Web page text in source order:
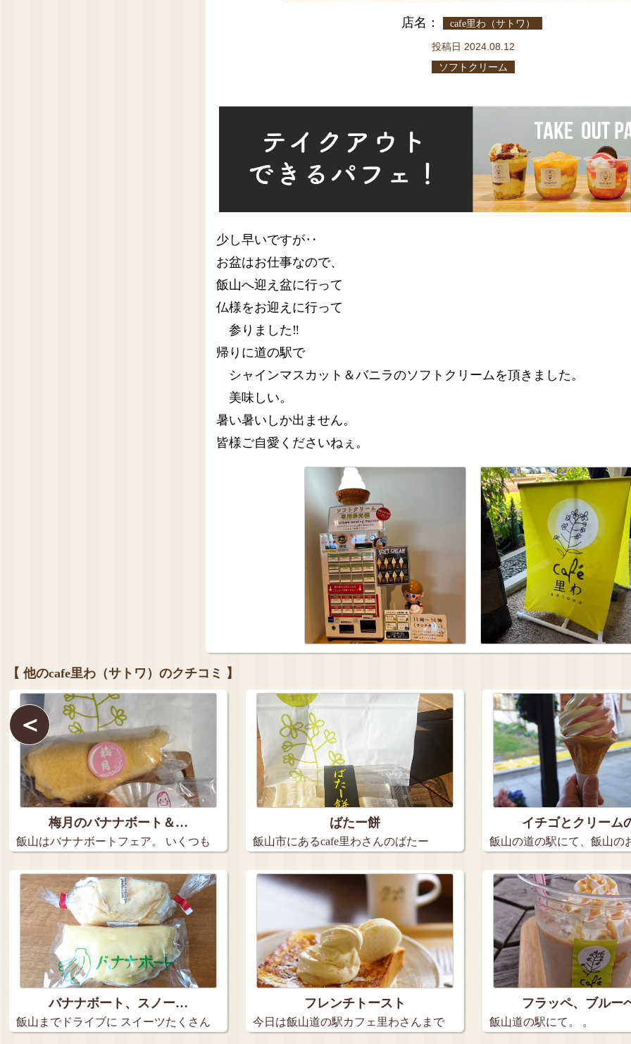
店名： cafe里わ（サトワ）
投稿日 2024.08.12
ソフトクリーム
少し早いですが‥
お盆はお仕事なので、
飯山へ迎え盆に行って
仏様をお迎えに行って
参りました‼️
帰りに道の駅で
シャインマスカット＆バニラのソフトクリームを頂きました。
美味しい。
暑い暑いしか出ません。
皆様ご自愛くださいねぇ。
＜
【 他のcafe里わ（サトワ）のクチコミ 】
梅月のバナナボート＆…
飯山はバナナボートフェア。 いくつも
ばたー餅
飯山市にあるcafe里わさんのばたー
イチゴとクリーム
飯山の道の駅にて、飯山の
バナナボート、スノー…
飯山までドライブに スイーツたくさん
フレンチトースト
今日は飯山道の駅カフェ里わさんまで
フラッペ、ブルー
飯山道の駅にて。 。